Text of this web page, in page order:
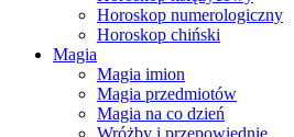
Horoskop numerologiczny
Horoskop chiński
Magia
Magia imion
Magia przedmiotów
Magia na co dzień
Wróżby i przepowiednie